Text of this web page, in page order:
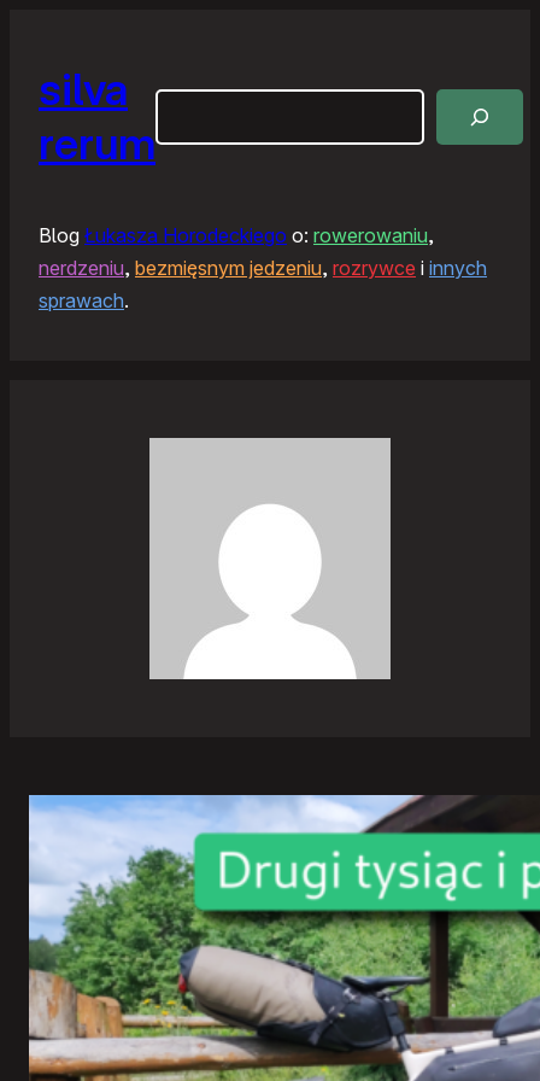
silva
rerum
Blog Łukasza Horodeckiego o: rowerowaniu,
nerdzeniu, bezmięsnym jedzeniu, rozrywce i innych
sprawach.